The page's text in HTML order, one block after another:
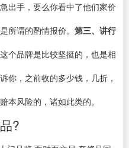
出手，要么你看中了他们家价
所谓的酌情报价。 第三、讲行
个品牌是比较坚挺的，也是相
你，之前收的多少钱，几折，
本风险的，诸如此类的。
?